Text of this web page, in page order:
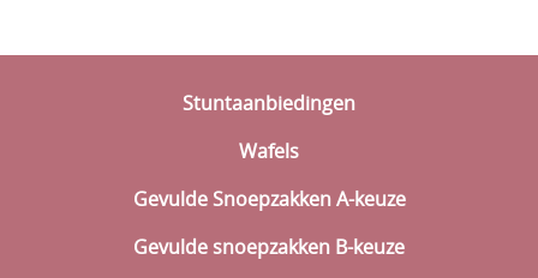
Stuntaanbiedingen
Wafels
Gevulde Snoepzakken A-keuze
Gevulde snoepzakken B-keuze